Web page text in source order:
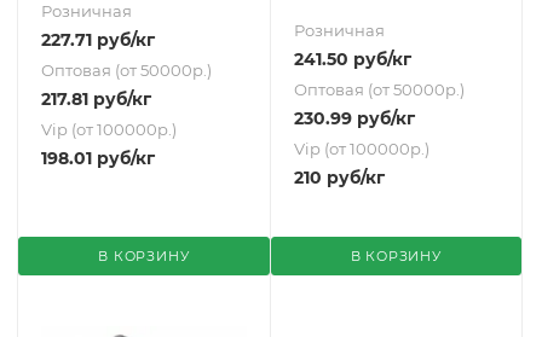
Розничная
227.71 руб/кг
Оптовая (от 50000р.)
217.81 руб/кг
Vip (от 100000р.)
198.01 руб/кг
В КОРЗИНУ
Розничная
241.50 руб/кг
Оптовая (от 50000р.)
230.99руб/кг
Vip (от 100000р.)
210 руб/кг
В КОРЗИНУ